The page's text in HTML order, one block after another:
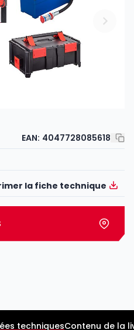
EAN: 4047728085618
la fiche technique
techniquesContenu de la